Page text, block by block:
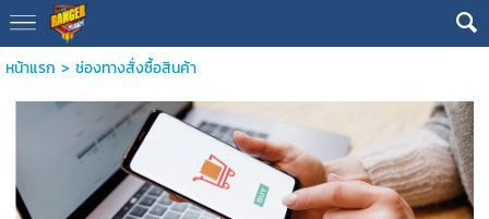
หน้าแรก > ช่องทางสั่งซื้อสินค้า